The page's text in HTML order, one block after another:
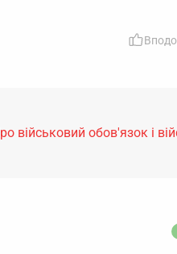
військовий обов'язок і